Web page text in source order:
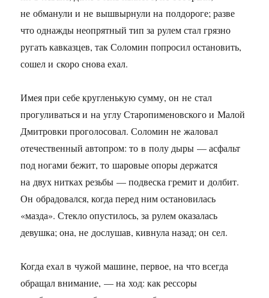
не обманули и не вышвырнули на полдороге; разве
что однажды неопрятный тип за рулем стал грязно
ругать кавказцев, так Соломин попросил остановить,
сошел и скоро снова ехал.
Имея при себе кругленькую сумму, он не стал
прогуливаться и на углу Старопименовского и Малой
Дмитровки проголосовал. Соломин не жаловал
отечественный автопром: то в полу дыры — асфальт
под ногами бежит, то шаровые опоры держатся
на двух нитках резьбы — подвеска гремит и долбит.
Он обрадовался, когда перед ним остановилась
«мазда». Стекло опустилось, за рулем оказалась
девушка; она, не дослушав, кивнула назад; он сел.
Когда ехал в чужой машине, первое, на что всегда
обращал внимание, — на ход: как рессоры